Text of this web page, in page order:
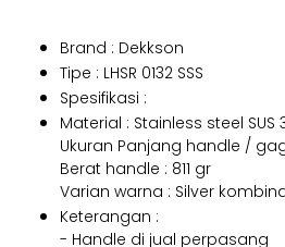
Brand : Dekkson
Tipe : LHSR 0132 SSS
Spesifikasi :
Material : Stainless steel SUS
Ukuran Panjang handle /
Berat handle : 811 gr
Varian warna : Silver
Keterangan :
- Handle di jual perpasang